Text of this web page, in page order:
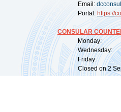
Email:
Portal: https://
CONSULAR
Monday:
Wednesday:
Friday:
Closed on 2